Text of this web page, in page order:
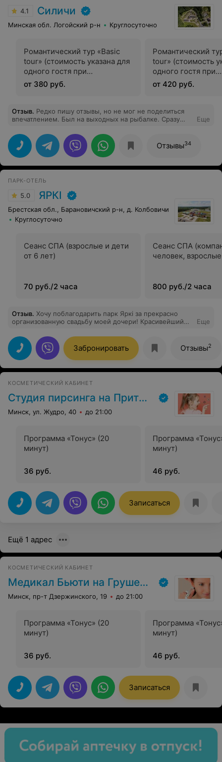
4.1 Силичи
Минская обл. Логойский р-н Круглосуточно
Романтический тур «Basic
tour» (стоимость указана для
одного гостя при
двухместном размещении)
от 380 руб.
Романтический
tour» (стоимость
одного гостя при
двухместном
от 420 руб.
Отзыв. Редко пишу отзывы, но не мог не поделиться
впечатлением. Был на выходных на рыбалке. Сразу
было и на озере в Силичах. Клёв был отменный, да и
рыбка по размеру приятно удивила. Такого
удовольствия от рыбалки давно не получал и свежая
рыба на ужин была как раз кстати. жду с нетерпением
следующих выходных.
Еще
Отзывы34
ПАРК-ОТЕЛЬ
5.0 ЯРКI
Брестская обл., Барановичский р-н, д. Колбовичи
Круглосуточно
Сеанс СПА (взрослые и дети
от 6 лет)
70 руб./2 часа
Сеанс СПА
человек,
800 руб./2 часа
Отзыв. Хочу поблагодарить парк Яркі за прекрасно
организованную свадьбу моей дочери! Красивейший
понравилось всем гостям. Уровень обслуживания
персонала на высоте! Молодоженам был в подарок
предоставлен номер в этом отеле, огромный плюс и
бонус! Рекомендую всем парк Яркі, это будет
незабываемый праздник, как был у нас! Также
бесплатное проживание на годовщину свадьбы.
Восторг!
Еще
Забронировать Отзывы2
КОСМЕТИЧЕСКИЙ КАБИНЕТ
Студия пирсинга на Притыцкого
Минск, ул. Жудро, 40 до 21:00
Программа «Тонус» (20
минут)
36 руб.
Программа
минут)
46 руб.
Записаться
Ещё 1 адрес
КОСМЕТИЧЕСКИЙ КАБИНЕТ
Медикал Бьюти на Грушевке
Минск, пр-т Дзержинского, 19 до 21:00
Программа «Тонус» (20
минут)
36 руб.
Программа
минут)
46 руб.
Записаться